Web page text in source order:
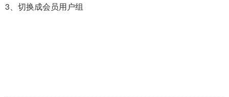
3、切换成会员用户组